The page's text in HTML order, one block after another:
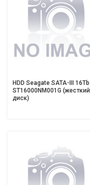
HDD Seagate SATA-III 16Tb
ST16000NM001G (жесткий
диск)